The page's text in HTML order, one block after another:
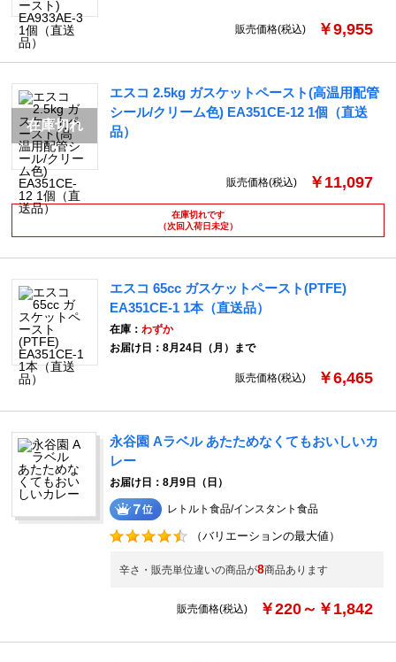
販売価格(税込) ￥9,955
エスコ 2.5kg ガスケットペースト(高温用配管
シール/クリーム色) EA351CE-12 1個（直送
品）
販売価格(税込) ￥11,097
在庫切れです
（次回入荷日未定）
エスコ 65cc ガスケットペースト(PTFE)
EA351CE-1 1本（直送品）
在庫： わずか
お届け日：8月24日（月）まで
販売価格(税込) ￥6,465
永谷園 Aラベル あたためなくてもおいしいカ
レー
お届け日：8月9日（日）
レトルト食品/インスタント食品
（バリエーションの最大値）
辛さ・販売単位違いの商品が8商品あります
販売価格(税込) ￥220～￥1,842